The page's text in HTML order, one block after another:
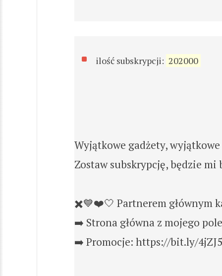
ilość subskrypcji: 202000
Wyjątkowe gadżety,
Zostaw subskrypcję, będzie
✖️💙❤️🤍 Partnerem głównym
➡️ Strona główna z mojego
➡️ Promocje: https://bit.ly/